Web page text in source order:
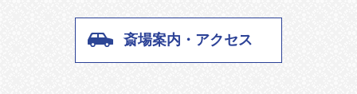
斎場案内・アクセス